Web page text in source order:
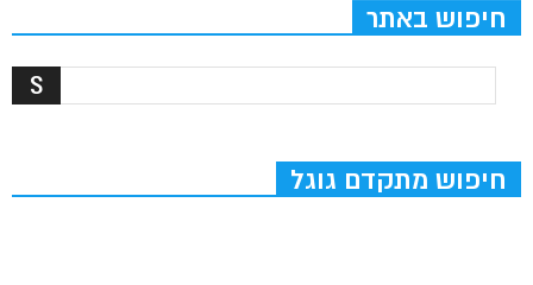
חיפוש באתר
חיפוש מתקדם גוגל